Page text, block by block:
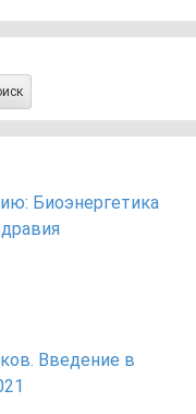
Биоэнергетика
Введение в